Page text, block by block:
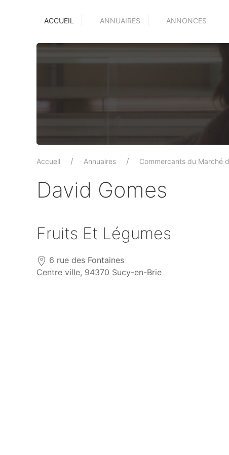
ACCUEIL ANNUAIRES ANNONCES
Accueil Annuaires Commercants du Marché
David Gomes
Fruits Et Légumes
6 rue des Fontaines
Centre ville, 94370 Sucy-en-Brie